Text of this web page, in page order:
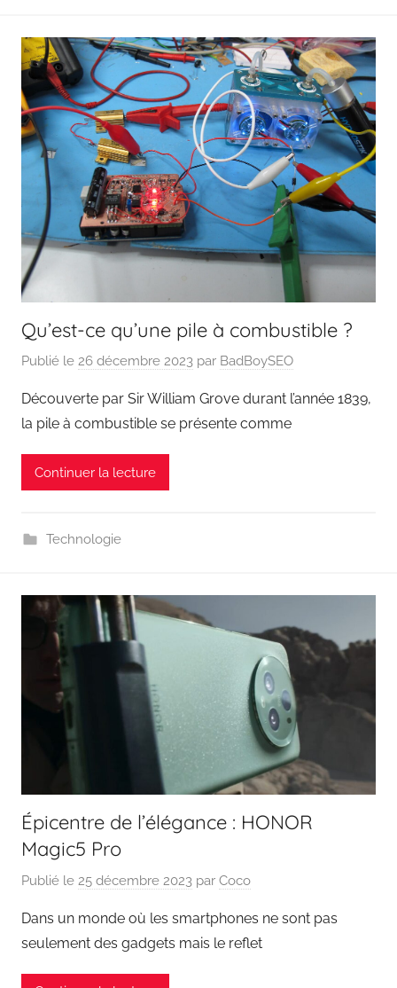
Qu’est-ce qu’une pile à combustible ?
Publié le 26 décembre 2023 par BadBoySEO
Découverte par Sir William Grove durant l’année 1839,
la pile à combustible se présente comme
Continuer la lecture
Technologie
Épicentre de l’élégance : HONOR
Magic5 Pro
Publié le 25 décembre 2023 par Coco
Dans un monde où les smartphones ne sont pas
seulement des gadgets mais le reflet